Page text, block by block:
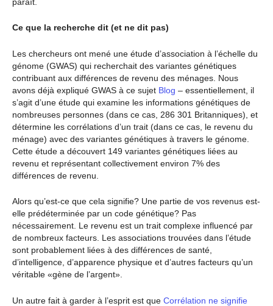
Ce que la recherche dit (et ne dit pas)
Les chercheurs ont mené une étude d’association à l’échelle du
génome (GWAS) qui recherchait des variantes génétiques
contribuant aux différences de revenu des ménages. Nous
avons déjà expliqué GWAS à ce sujet Blog – essentiellement, il
s’agit d’une étude qui examine les informations génétiques de
nombreuses personnes (dans ce cas, 286 301 Britanniques), et
détermine les corrélations d’un trait (dans ce cas, le revenu du
ménage) avec des variantes génétiques à travers le génome.
Cette étude a découvert 149 variantes génétiques liées au
revenu et représentant collectivement environ 7% des
différences de revenu.
Alors qu’est-ce que cela signifie? Une partie de vos revenus est-
elle prédéterminée par un code génétique? Pas
nécessairement. Le revenu est un trait complexe influencé par
de nombreux facteurs. Les associations trouvées dans l’étude
sont probablement liées à des différences de santé,
d’intelligence, d’apparence physique et d’autres facteurs qu’un
véritable «gène de l’argent».
Un autre fait à garder à l’esprit est que Corrélation ne signifie